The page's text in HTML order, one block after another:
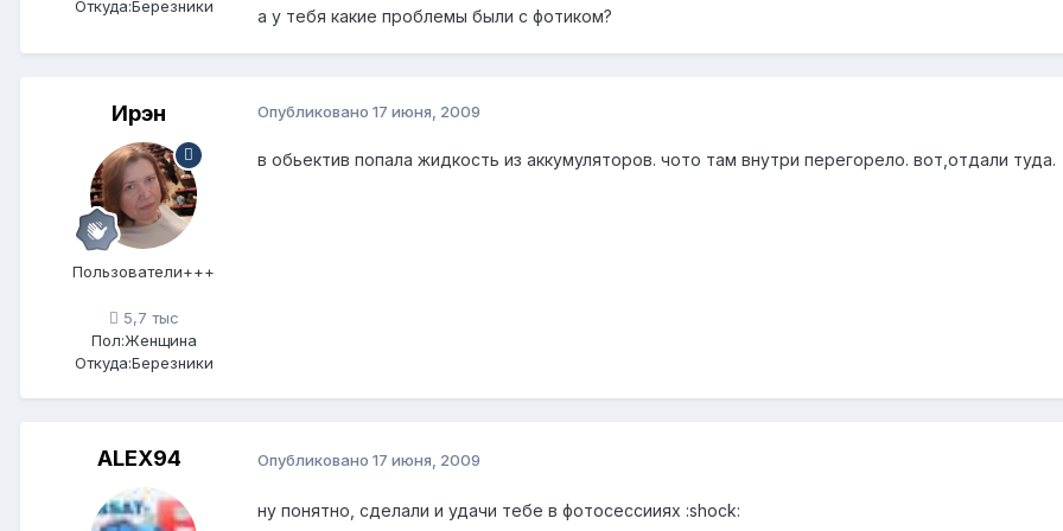
Откуда:Березники а у тебя какие проблемы были с фотиком?
Ирэн
Пользователи+++
5,7 тыс
Пол:Женщина
Откуда:Березники
Опубликовано 17 июня, 2009
в обьектив попала жидкость из аккумуляторов. чото там внутри перегорело. вот,отдали туда.
ALEX94 Опубликовано 17 июня, 2009
ну понятно, сделали и удачи тебе в фотосессииях :shock: